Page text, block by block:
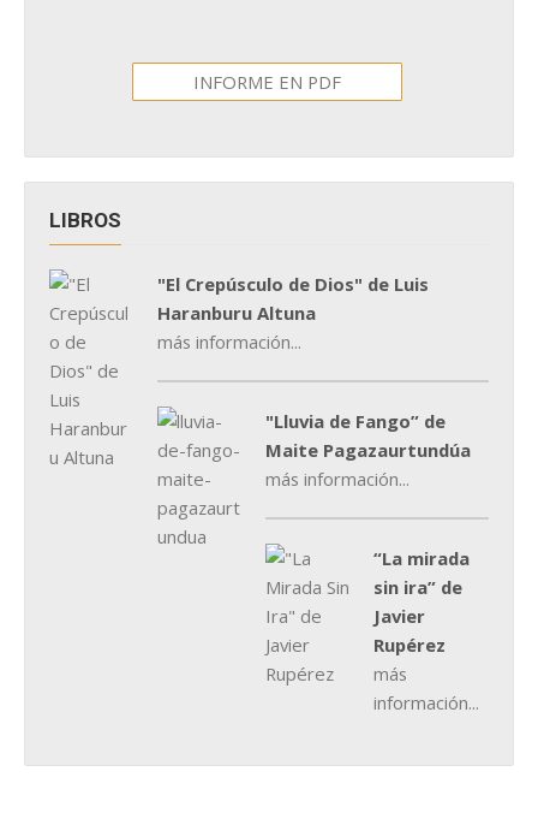
INFORME EN PDF
LIBROS
"El Crepúsculo de Dios" de Luis
Haranburu Altuna
más información...
"Lluvia de Fango” de
Maite Pagazaurtundúa
más información...
“La mirada
sin ira” de
Javier
Rupérez
más
información...